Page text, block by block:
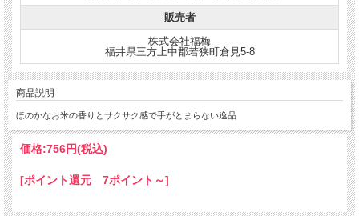
販売者
株式会社福梅
福井県三方上中郡若狭町倉見5-8
商品説明
ほのかなお米の香りとサクサク感で手がとまらない逸品
価格:756円(税込)
[ポイント還元 7ポイント～]